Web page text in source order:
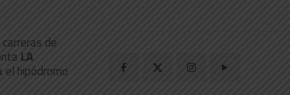
de
LA
hipódromo